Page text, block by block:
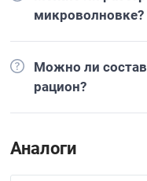
микроволновке?
Можно ли
рацион?
Аналоги